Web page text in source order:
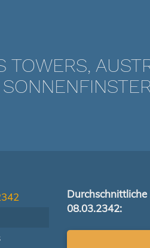
TOWERS,
08.03.2342: